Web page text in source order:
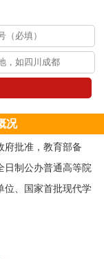
况
批准，教育部备
日制公办普通高等院
位、国家首批现代学